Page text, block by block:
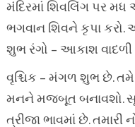
મંદિરમાં શિવલિંગ પર
ભગવાન શિવને કૃપા
શુભ રંગો – આકાશ વાદળી
વૃશ્ચિક – મંગળ શુભ છે. તમે
મનને મજબૂત બનાવશો.
ત્રીજા ભાવમાં છે. તમારી